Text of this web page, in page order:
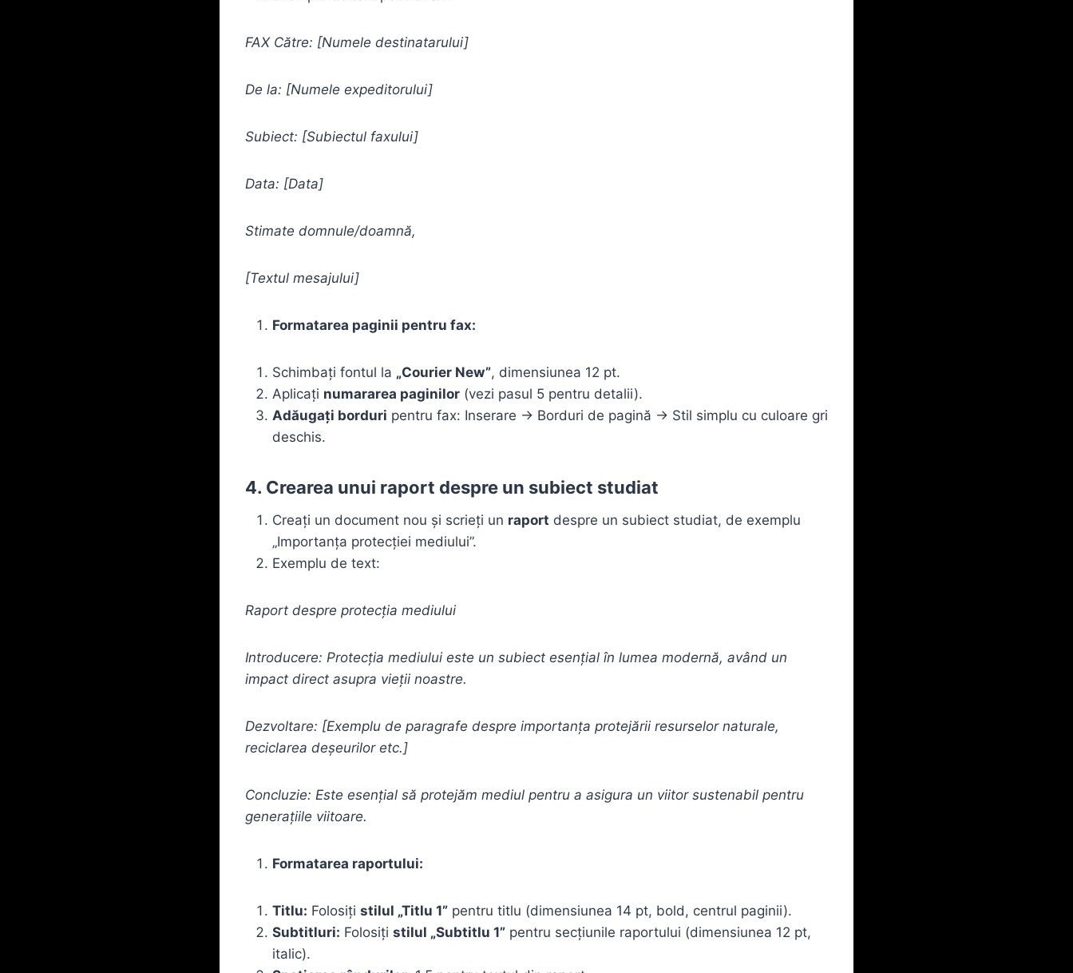
FAX Către: [Numele destinatarului]
De la: [Numele expeditorului]
Subiect: [Subiectul faxului]
Data: [Data]
Stimate domnule/doamnă,
[Textul mesajului]
Formatarea paginii pentru fax:
Schimbați fontul la „Courier New”, dimensiunea 12 pt.
Aplicați numararea paginilor (vezi pasul 5 pentru detalii).
Adăugați borduri pentru fax: Inserare → Borduri de pagină → Stil simplu cu culoare gri
deschis.
4. Crearea unui raport despre un subiect studiat
Creați un document nou și scrieți un raport despre un subiect studiat, de exemplu
„Importanța protecției mediului”.
Exemplu de text:
Raport despre protecția mediului
Introducere: Protecția mediului este un subiect esențial în lumea modernă, având un
impact direct asupra vieții noastre.
Dezvoltare: [Exemplu de paragrafe despre importanța protejării resurselor naturale,
reciclarea deșeurilor etc.]
Concluzie: Este esențial să protejăm mediul pentru a asigura un viitor sustenabil pentru
generațiile viitoare.
Formatarea raportului:
Titlu: Folosiți stilul „Titlu 1” pentru titlu (dimensiunea 14 pt, bold, centrul paginii).
Subtitluri: Folosiți stilul „Subtitlu 1” pentru secțiunile raportului (dimensiunea 12 pt,
italic).